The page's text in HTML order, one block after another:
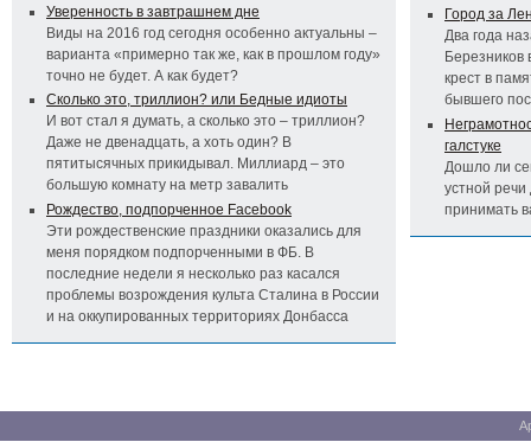
Уверенность в завтрашнем дне
Виды на 2016 год сегодня особенно актуальны –
варианта «примерно так же, как в прошлом году»
точно не будет. А как будет?
Сколько это, триллион? или Бедные идиоты
И вот стал я думать, а сколько это – триллион?
Даже не двенадцать, а хоть один? В
пятитысячных прикидывал. Миллиард – это
большую комнату на метр завалить
Рождество, подпорченное Facebook
Эти рождественские праздники оказались для
меня порядком подпорченными в ФБ. В
последние недели я несколько раз касался
проблемы возрождения культа Сталина в России
и на оккупированных территориях Донбасса
Город за
Два года
Березников
крест в
бывшего
галстуке
Дошло ли
устной речи
принимать